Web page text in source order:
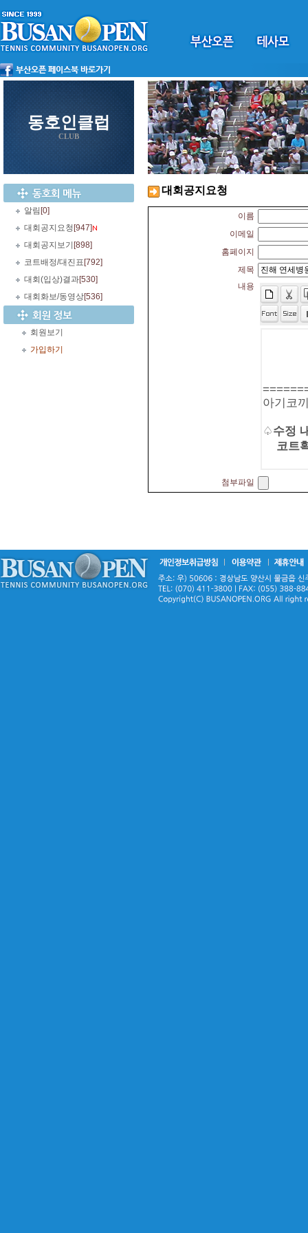
동호인클럽
CLUB
알림 [0]
대회공지요청 [947]
대회공지보기 [898]
코트배정/대진표 [792]
대회(입상)결과[530]
대회화보/동영상[536]
회원보기
가입하기
대회공지요청
이름
이메일
홈페이지
제목
내용
첨부파일